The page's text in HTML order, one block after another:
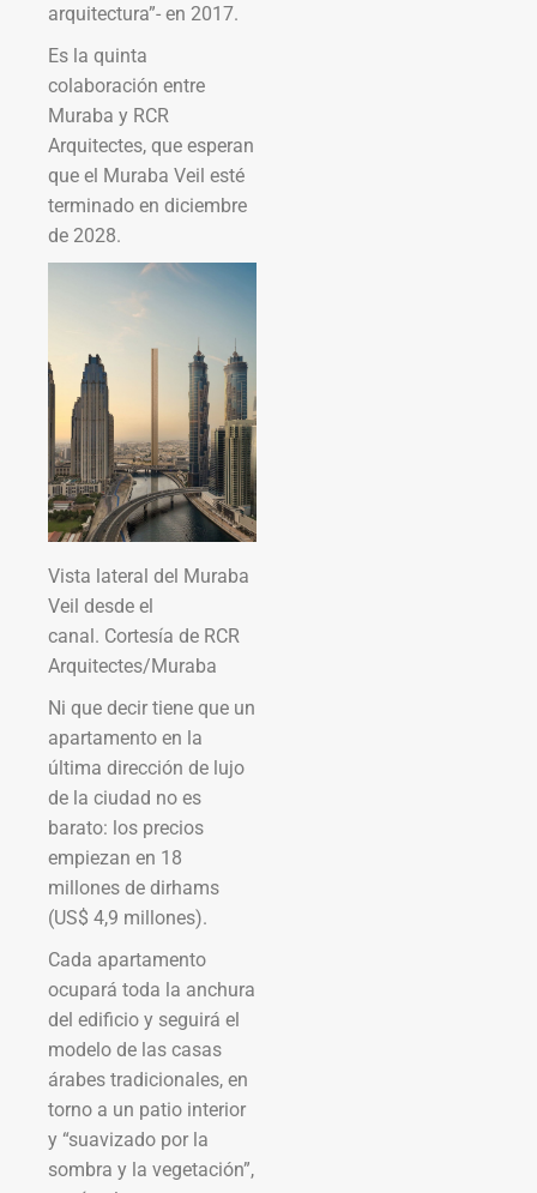
arquitectura”- en 2017.
Es la quinta
colaboración entre
Muraba y RCR
Arquitectes, que esperan
que el Muraba Veil esté
terminado en diciembre
de 2028.
Vista lateral del Muraba
Veil desde el
canal. Cortesía de RCR
Arquitectes/Muraba
Ni que decir tiene que un
apartamento en la
última dirección de lujo
de la ciudad no es
barato: los precios
empiezan en 18
millones de dirhams
(US$ 4,9 millones).
Cada apartamento
ocupará toda la anchura
del edificio y seguirá el
modelo de las casas
árabes tradicionales, en
torno a un patio interior
y “suavizado por la
sombra y la vegetación”,